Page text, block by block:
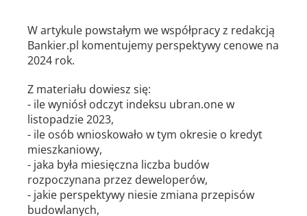
W artykule powstałym we współpracy z redakcją
Bankier.pl komentujemy perspektywy cenowe na
2024 rok.
Z materiału dowiesz się:
- ile wyniósł odczyt indeksu ubran.one w
listopadzie 2023,
- ile osób wnioskowało w tym okresie o kredyt
mieszkaniowy,
- jaka była miesięczna liczba budów
rozpoczynana przez deweloperów,
- jakie perspektywy niesie zmiana przepisów
budowlanych,